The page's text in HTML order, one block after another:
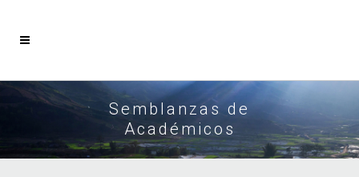
Semblanzas de
Académicos